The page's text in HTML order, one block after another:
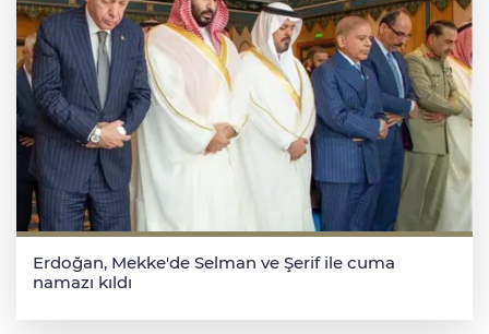
Erdoğan, Mekke'de Selman ve Şerif ile cuma
namazı kıldı